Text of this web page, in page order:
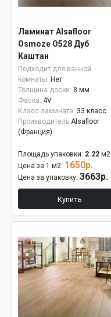
Ламинат Alsafloor
Osmoze O528 Дуб
Каштан
Подходит для ванной
комнаты: Нет
Толщина доски: 8 мм
Фаска: 4V
Класс ламината: 33 класс
Производитель Alsafloor
(Франция)
Площадь упаковки: 2.22 м2
Цена за 1 м2: 1650р.
Цена за упаковку: 3663р.
Купить